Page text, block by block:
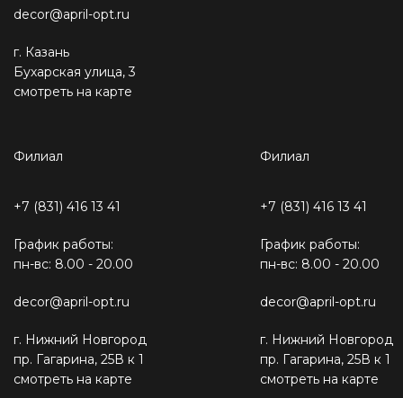
decor@april-opt.ru
г. Казань
Бухарская улица, 3
смотреть на карте
Филиал
+7 (831) 416 13 41
График работы:
пн-вс: 8.00 - 20.00
decor@april-opt.ru
г. Нижний Новгород
пр. Гагарина, 25В к 1
смотреть на карте
Филиал
+7 (831) 416 13 41
График работы:
пн-вс: 8.00 - 20.00
decor@april-opt.ru
г. Нижний Новгород
пр. Гагарина, 25В к 1
смотреть на карте